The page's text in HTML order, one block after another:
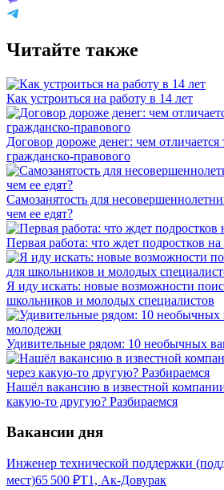
Читайте также
Как устроиться на работу в 14 лет
Договор дороже денег: чем отличается
гражданско-правового
Самозанятость для
чем ее едят?
Первая работа: что ждет подростков
Я иду искать: новые возможности
школьников и молодых специалистов
Удивительные рядом: 10 необычных
Нашёл вакансию в известной
какую-то другую? Разбираемся
Вакансии дня
Инженер технической поддержки
мест)65 500 ₽Т1, Ак-Довурак